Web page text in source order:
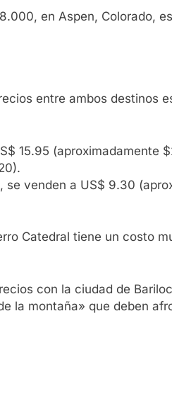
en Aspen, Colorado,
entre ambos destinos
15.95 (aproximadamente
venden a US$ 9.30
Catedral tiene un costo
con la ciudad de
la montaña» que deben